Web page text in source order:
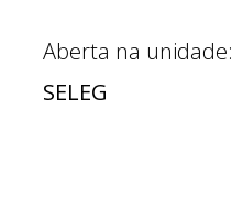
Aberta na unidade:
SELEG